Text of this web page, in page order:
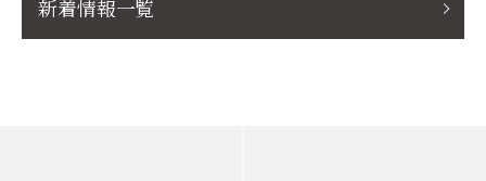
新着情報一覧